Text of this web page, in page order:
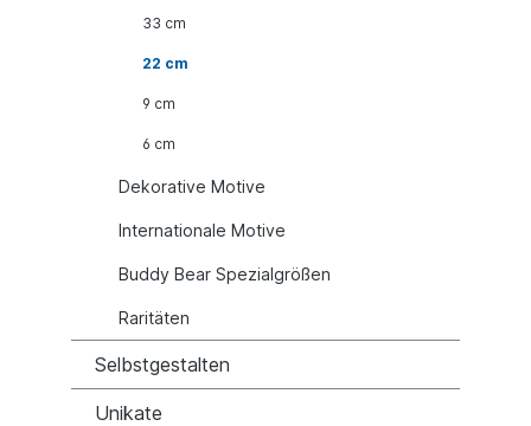
33 cm
22 cm
9 cm
6 cm
Dekorative Motive
Internationale Motive
Buddy Bear Spezialgrößen
Raritäten
Selbstgestalten
Unikate